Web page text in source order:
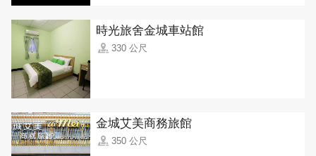
時光旅舍金城車站館
330 公尺
金城艾美商務旅館
350 公尺